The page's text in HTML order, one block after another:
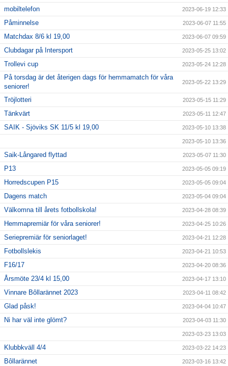
mobiltelefon 2023-06-19 12:33
Påminnelse 2023-06-07 11:55
Matchdax 8/6 kl 19,00 2023-06-07 09:59
Clubdagar på Intersport 2023-05-25 13:02
Trollevi cup 2023-05-24 12:28
På torsdag är det återigen dags för hemmamatch för våra
seniorer!
2023-05-22 13:29
Tröjlotteri 2023-05-15 11:29
Tänkvärt 2023-05-11 12:47
SAIK - Sjöviks SK 11/5 kl 19,00 2023-05-10 13:38
2023-05-10 13:36
Saik-Långared flyttad 2023-05-07 11:30
P13 2023-05-05 09:19
Horredscupen P15 2023-05-05 09:04
Dagens match 2023-05-04 09:04
Välkomna till årets fotbollskola! 2023-04-28 08:39
Hemmapremiär för våra seniorer! 2023-04-25 10:26
Seriepremiär för seniorlaget! 2023-04-21 12:28
Fotbollslekis 2023-04-21 10:53
F16/17 2023-04-20 08:36
Årsmöte 23/4 kl 15,00 2023-04-17 13:10
Vinnare Bôllarännet 2023 2023-04-11 08:42
Glad påsk! 2023-04-04 10:47
Ni har väl inte glömt? 2023-04-03 11:30
2023-03-23 13:03
Klubbkväll 4/4 2023-03-22 14:23
Bôllarännet 2023-03-16 13:42